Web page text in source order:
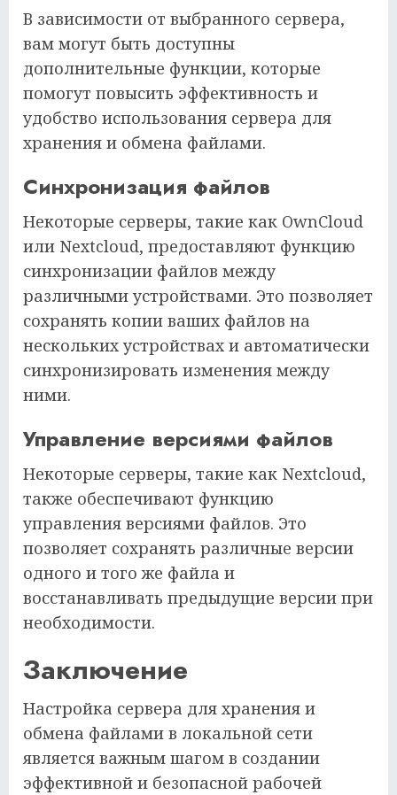
В зависимости от выбранного сервера,
вам могут быть доступны
дополнительные функции, которые
помогут повысить эффективность и
удобство использования сервера для
хранения и обмена файлами.
Синхронизация файлов
Некоторые серверы, такие как OwnCloud
или Nextcloud, предоставляют функцию
синхронизации файлов между
различными устройствами. Это позволяет
сохранять копии ваших файлов на
нескольких устройствах и автоматически
синхронизировать изменения между
ними.
Управление версиями файлов
Некоторые серверы, такие как Nextcloud,
также обеспечивают функцию
управления версиями файлов. Это
позволяет сохранять различные версии
одного и того же файла и
восстанавливать предыдущие версии при
необходимости.
Заключение
Настройка сервера для хранения и
обмена файлами в локальной сети
является важным шагом в создании
эффективной и безопасной рабочей